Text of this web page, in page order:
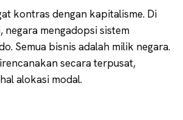
kontras dengan kapitalisme. Di
negara mengadopsi sistem
Semua bisnis adalah milik negara.
secara terpusat,
alokasi modal.